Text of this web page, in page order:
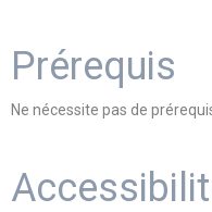
Prérequis
Ne nécessite pas de